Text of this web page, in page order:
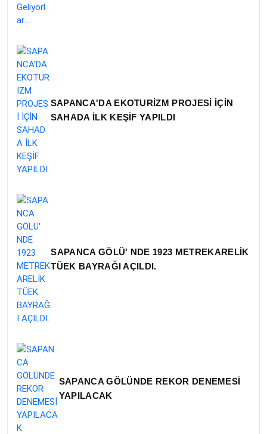
SAPANCA'DA EKOTURİZM PROJESİ İÇİN
SAHADA İLK KEŞİF YAPILDI
SAPANCA GÖLÜ' NDE 1923 METREKARELİK
TÜEK BAYRAĞI AÇILDI.
SAPANCA GÖLÜNDE REKOR DENEMESİ
YAPILACAK